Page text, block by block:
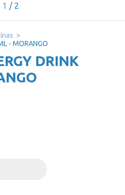
1 / 2
>
- MORANGO
DRINK